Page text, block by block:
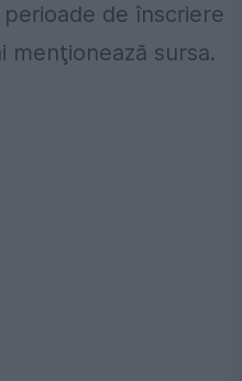
de înscriere
menţionează sursa.